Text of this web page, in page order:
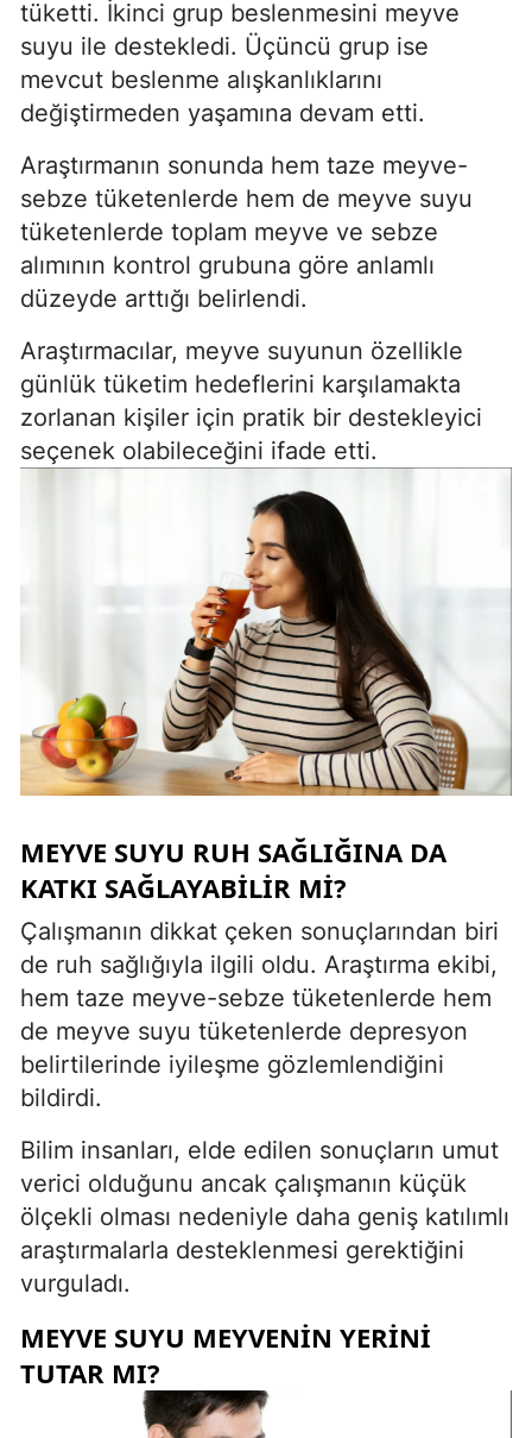
tüketti. İkinci grup beslenmesini meyve
suyu ile destekledi. Üçüncü grup ise
mevcut beslenme alışkanlıklarını
değiştirmeden yaşamına devam etti.
Araştırmanın sonunda hem taze meyve-
sebze tüketenlerde hem de meyve suyu
tüketenlerde toplam meyve ve sebze
alımının kontrol grubuna göre anlamlı
düzeyde arttığı belirlendi.
Araştırmacılar, meyve suyunun özellikle
günlük tüketim hedeflerini karşılamakta
zorlanan kişiler için pratik bir destekleyici
seçenek olabileceğini ifade etti.
MEYVE SUYU RUH SAĞLIĞINA DA
KATKI SAĞLAYABILIR MI?
Çalışmanın dikkat çeken sonuçlarından biri
de ruh sağlığıyla ilgili oldu. Araştırma ekibi,
hem taze meyve-sebze tüketenlerde hem
de meyve suyu tüketenlerde depresyon
belirtilerinde iyileşme gözlemlendiğini
bildirdi.
Bilim insanları, elde edilen sonuçların umut
verici olduğunu ancak çalışmanın küçük
ölçekli olması nedeniyle daha geniş katılımlı
araştırmalarla desteklenmesi gerektiğini
vurguladı.
MEYVE SUYU MEYVENIN YERINI
TUTAR MI?